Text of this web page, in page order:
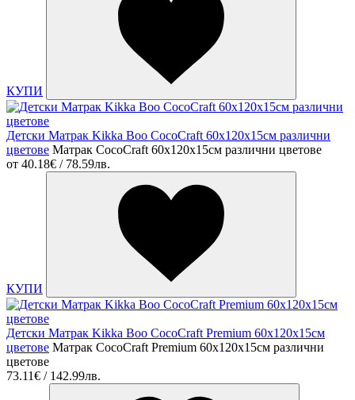
КУПИ
Детски Матрак Kikka Boo CocoCraft 60x120x15см различни
цветове Матрак CocoCraft 60x120x15см различни цветове
от 40.18€ / 78.59лв.
КУПИ
Детски Матрак Kikka Boo CocoCraft Premium 60х120х15см
цветове Матрак CocoCraft Premium 60х120х15см различни
цветове
73.11€ / 142.99лв.